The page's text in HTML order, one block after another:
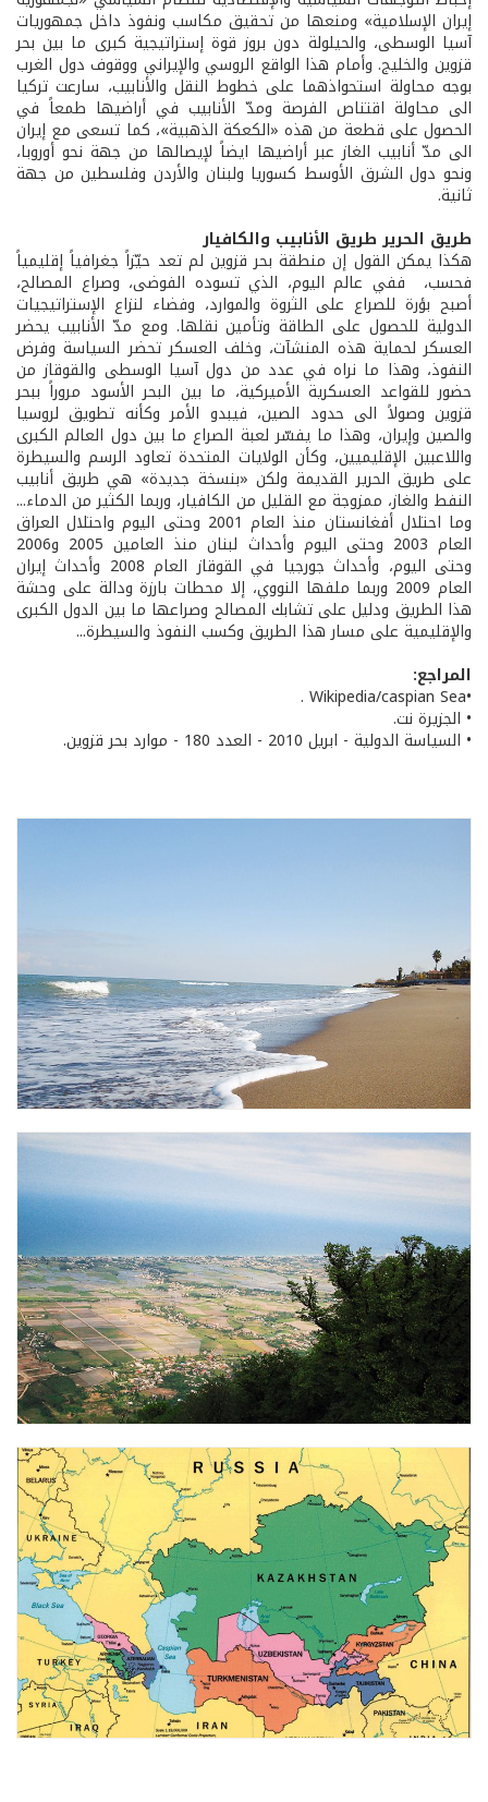
إيران الإسلامية» ومنعها من تحقيق مكاسب ونفوذ داخل جمهوريات
آسيا الوسطى، والحيلولة دون بروز قوة إستراتيجية كبرى ما بين بحر
قزوين والخليج. وأمام هذا الواقع الروسي والإيراني ووقوف دول الغرب
بوجه محاولة استحواذهما على خطوط النقل والأنابيب، سارعت تركيا
الى محاولة اقتناص الفرصة ومدّ الأنابيب في أراضيها طمعاً في
الحصول على قطعة من هذه «الكعكة الذهبية»، كما تسعى مع إيران
الى مدّ أنابيب الغاز عبر أراضيها ايضاً لإيصالها من جهة نحو أوروبا،
ونحو دول الشرق الأوسط كسوريا ولبنان والأردن وفلسطين من جهة
ثانية.
طريق الحرير طريق الأنابيب والكافيار
هكذا يمكن القول إن منطقة بحر قزوين لم تعد حيّزاً جغرافياً إقليمياً
فحسب، ففي عالم اليوم، الذي تسوده الفوضى، وصراع المصالح،
أصبح بؤرة للصراع على الثروة والموارد، وفضاء لنزاع الإستراتيجيات
الدولية للحصول على الطاقة وتأمين نقلها. ومع مدّ الأنابيب يحضر
العسكر لحماية هذه المنشآت، وخلف العسكر تحضر السياسة وفرض
النفوذ، وهذا ما نراه في عدد من دول آسيا الوسطى والقوقاز من
حضور للقواعد العسكرية الأميركية، ما بين البحر الأسود مروراً ببحر
قزوين وصولاً الى حدود الصين، فيبدو الأمر وكأنه تطويق لروسيا
والصين وإيران، وهذا ما يفسّر لعبة الصراع ما بين دول العالم الكبرى
واللاعبين الإقليميين، وكأن الولايات المتحدة تعاود الرسم والسيطرة
على طريق الحرير القديمة ولكن «بنسخة جديدة» هي طريق أنابيب
النفط والغاز، ممزوجة مع القليل من الكافيار، وربما الكثير من الدماء...
وما احتلال أفغانستان منذ العام 2001 وحتى اليوم واحتلال العراق
العام 2003 وحتى اليوم وأحداث لبنان منذ العامين 2005 و2006
وحتى اليوم، وأحداث جورجيا في القوقاز العام 2008 وأحداث إيران
العام 2009 وربما ملفها النووي، إلا محطات بارزة ودالة على وحشة
هذا الطريق ودليل على تشابك المصالح وصراعها ما بين الدول الكبرى
والإقليمية على مسار هذا الطريق وكسب النفوذ والسيطرة...
المراجع:
•Wikipedia/caspian Sea .
• الجزيرة نت.
• السياسة الدولية - ابريل 2010 - العدد 180 - موارد بحر قزوين.